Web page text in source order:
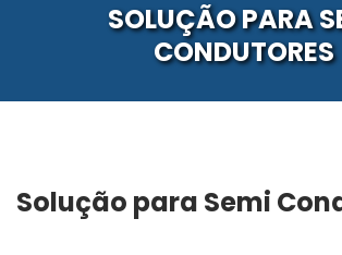
SOLUÇÃO PARA
CONDUTORES
Solução para Semi